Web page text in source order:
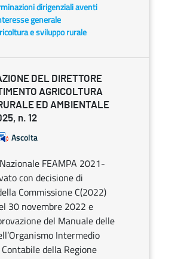
dirigenziali aventi
generale
e sviluppo rurale
DEL DIRETTORE
AGRICOLTURA
ED AMBIENTALE
n. 12
Ascolta
FEAMPA 2021-
con decisione di
Commissione C(2022)
30 novembre 2022 e
del Manuale delle
Intermedio
della Regione